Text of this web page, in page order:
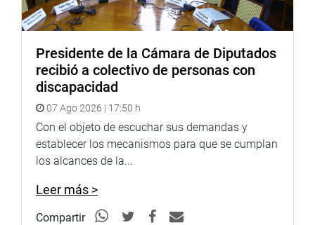
Presidente de la Cámara de Diputados
recibió a colectivo de personas con
discapacidad
07 Ago 2026 | 17:50 h
Con el objeto de escuchar sus demandas y
establecer los mecanismos para que se cumplan
los alcances de la...
Leer más >
Compartir